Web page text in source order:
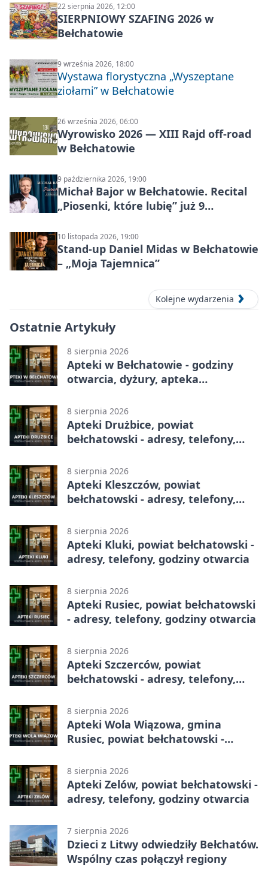
22 sierpnia 2026, 12:00
SIERPNIOWY SZAFING 2026 w
Bełchatowie
9 września 2026, 18:00
Wystawa florystyczna „Wyszeptane
ziołami” w Bełchatowie
26 września 2026, 06:00
Wyrowisko 2026 — XIII Rajd off‑road
w Bełchatowie
9 października 2026, 19:00
Michał Bajor w Bełchatowie. Recital
„Piosenki, które lubię” już 9
10 listopada 2026, 19:00
Stand-up Daniel Midas w Bełchatowie
– „Moja Tajemnica”
Kolejne wydarzenia
Ostatnie Artykuły
8 sierpnia 2026
Apteki w Bełchatowie - godziny
otwarcia, dyżury, apteka
8 sierpnia 2026
Apteki Drużbice, powiat
bełchatowski - adresy, telefony,
8 sierpnia 2026
Apteki Kleszczów, powiat
bełchatowski - adresy, telefony,
8 sierpnia 2026
Apteki Kluki, powiat bełchatowski -
adresy, telefony, godziny otwarcia
8 sierpnia 2026
Apteki Rusiec, powiat bełchatowski
- adresy, telefony, godziny otwarcia
8 sierpnia 2026
Apteki Szczerców, powiat
bełchatowski - adresy, telefony,
8 sierpnia 2026
Apteki Wola Wiązowa, gmina
Rusiec, powiat bełchatowski -
8 sierpnia 2026
Apteki Zelów, powiat bełchatowski -
adresy, telefony, godziny otwarcia
7 sierpnia 2026
Dzieci z Litwy odwiedziły Bełchatów.
Wspólny czas połączył regiony